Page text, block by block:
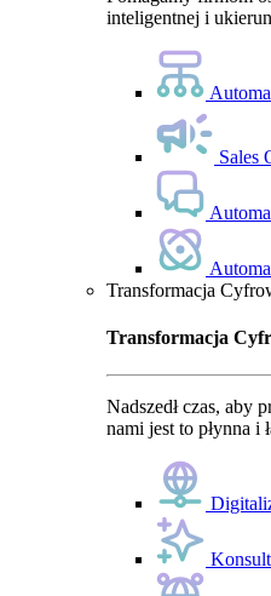
inteligentnej i
Sales
Transformacja
Transformacja
Nadszedł czas, aby
nami jest to płynna i